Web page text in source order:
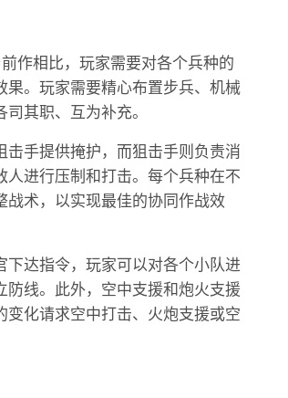
作相比，玩家需要对各个兵种的
。玩家需要精心布置步兵、机械
其职、互为补充。
手提供掩护，而狙击手则负责消
进行压制和打击。每个兵种在不
战术，以实现最佳的协同作战效
下达指令，玩家可以对各个小队进
线。此外，空中支援和炮火支援
化请求空中打击、火炮支援或空